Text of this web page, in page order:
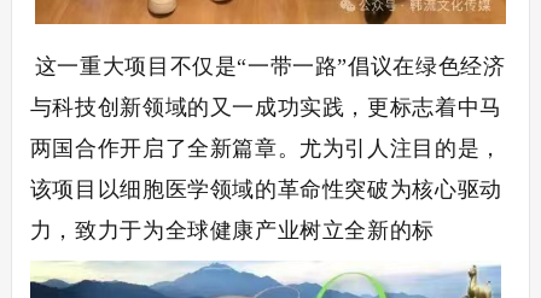
这一重大项目不仅是“一带一路”倡议在绿色经济
与科技创新领域的又一成功实践，更标志着中马
两国合作开启了全新篇章。尤为引人注目的是，
该项目以细胞医学领域的革命性突破为核心驱动
力，致力于为全球健康产业树立全新的标